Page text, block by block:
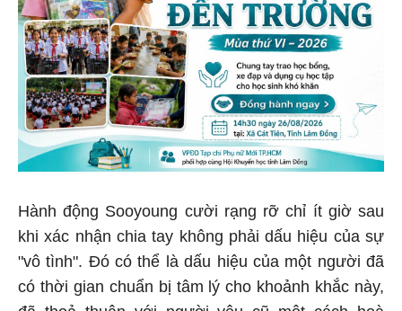
Hành động Sooyoung cười rạng rỡ chỉ ít giờ sau
khi xác nhận chia tay không phải dấu hiệu của sự
"vô tình". Đó có thể là dấu hiệu của một người đã
có thời gian chuẩn bị tâm lý cho khoảnh khắc này,